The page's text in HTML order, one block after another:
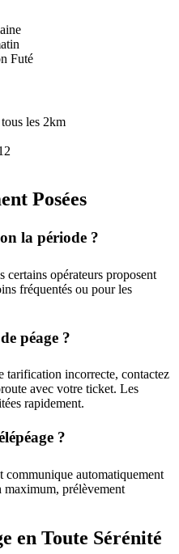
Futé
les 2km
Posées
la période ?
certains opérateurs proposent
fréquentés ou pour les
péage ?
tarification incorrecte, contactez
avec votre ticket. Les
rapidement.
?
communique automatiquement
maximum, prélèvement
en Toute Sérénité